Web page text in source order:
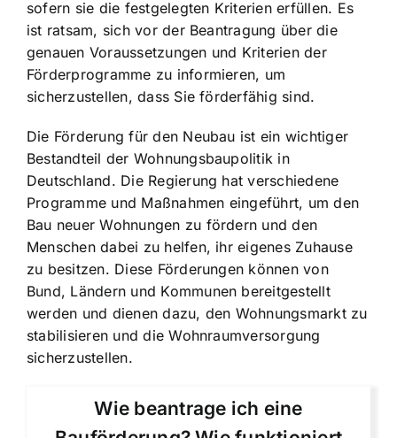
sofern sie die festgelegten Kriterien erfüllen. Es
ist ratsam, sich vor der Beantragung über die
genauen Voraussetzungen und Kriterien der
Förderprogramme zu informieren, um
sicherzustellen, dass Sie förderfähig sind.
Die Förderung für den Neubau ist ein wichtiger
Bestandteil der Wohnungsbaupolitik in
Deutschland. Die Regierung hat verschiedene
Programme und Maßnahmen eingeführt, um den
Bau neuer Wohnungen zu fördern und den
Menschen dabei zu helfen, ihr eigenes Zuhause
zu besitzen. Diese Förderungen können von
Bund, Ländern und Kommunen bereitgestellt
werden und dienen dazu, den Wohnungsmarkt zu
stabilisieren und die Wohnraumversorgung
sicherzustellen.
Wie beantrage ich eine